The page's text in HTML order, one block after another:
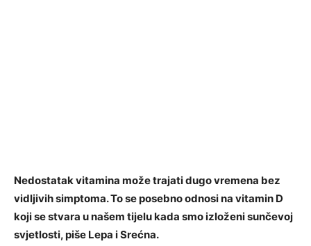
Nedostatak vitamina može trajati dugo vremena bez
vidljivih simptoma. To se posebno odnosi na vitamin D
koji se stvara u našem tijelu kada smo izloženi sunčevoj
svjetlosti, piše Lepa i Srećna.